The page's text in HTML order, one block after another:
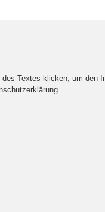
Textes klicken, um den